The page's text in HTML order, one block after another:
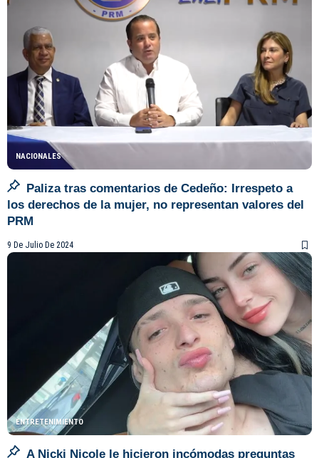
NACIONALES
Paliza tras comentarios de Cedeño: Irrespeto a
los derechos de la mujer, no representan valores del
PRM
9 De Julio De 2024
ENTRETENIMIENTO
A Nicki Nicole le hicieron incómodas preguntas